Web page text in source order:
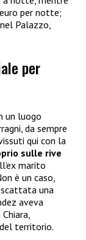
per notte;
Palazzo,
per
un luogo
da sempre
qui con la
sulle rive
marito
è un caso,
una
aveva
territorio.